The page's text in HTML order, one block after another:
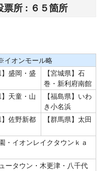
票所 : ６５箇所
オンモール略
】盛岡・盛
【宮城県】石
巻・新利府南館
】天童・山
【福島県】いわ
き小名浜
】佐野新都
【群馬県】太田
・イオンレイクタウンｋａ
ータウン・木更津・八千代